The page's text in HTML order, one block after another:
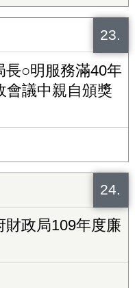
23.
長○明服務滿40年
會議中親自頒獎
24.
財政局109年度廉